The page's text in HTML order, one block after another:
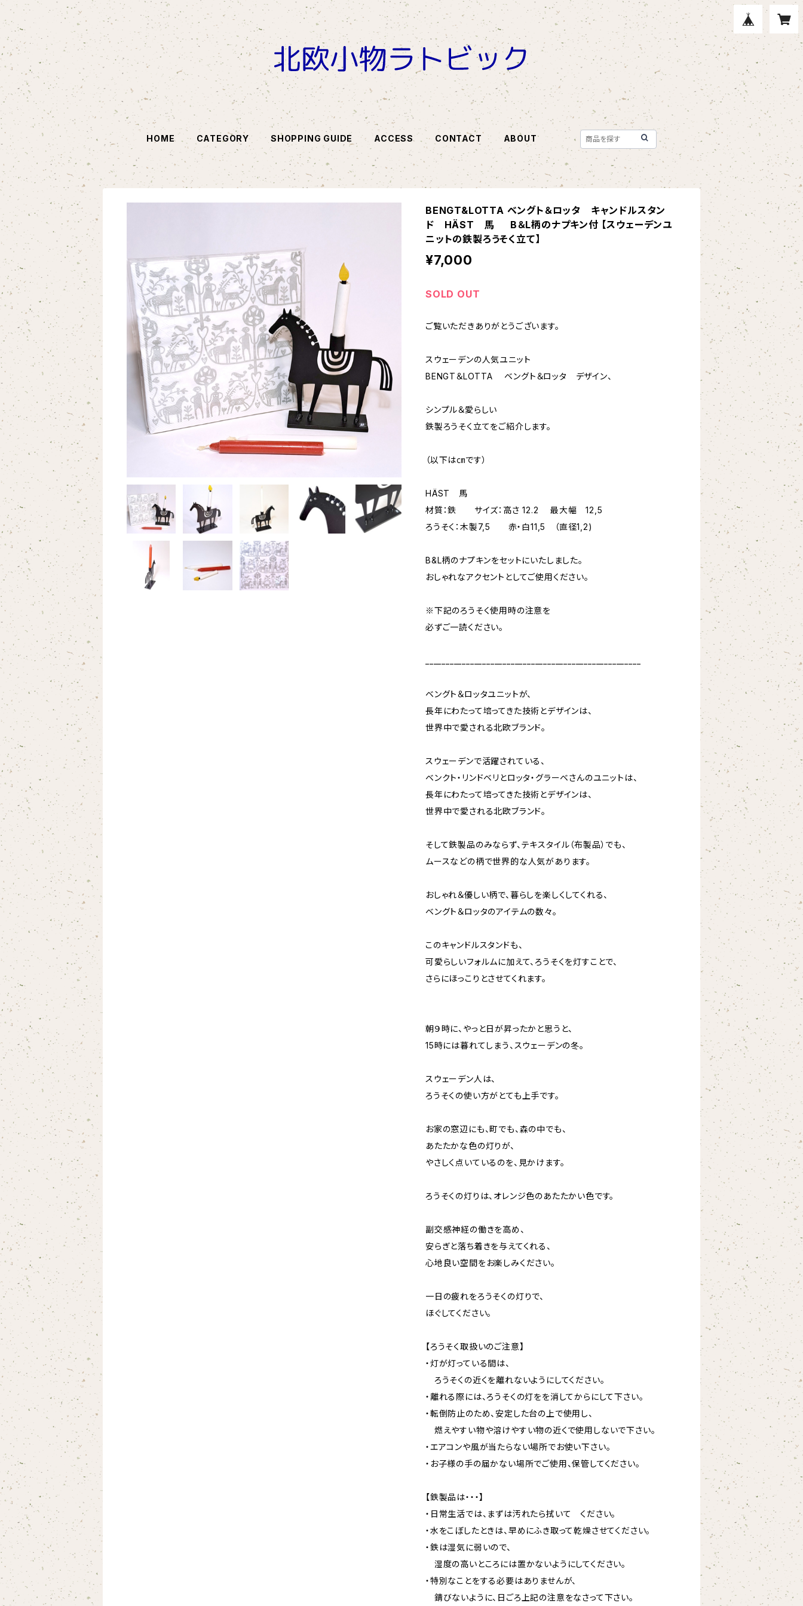
HOME CATEGORY SHOPPING GUIDE ACCESS CONTACT ABOUT
BENGT&LOTTA ベングト＆ロッタ キャンドルスタン
ド HÄST 馬 B＆L柄のナプキン付 【スウェーデンユ
ニットの鉄製ろうそく立て】
¥7,000
SOLD OUT
ご覧いただきありがとうございます。
スウェーデンの人気ユニット
BENGT＆LOTTA ベングト＆ロッタ デザイン、
シンプル＆愛らしい
鉄製ろうそく立てをご紹介します。
（以下は㎝です）
HÄST 馬
材質：鉄 サイズ：高さ 12.2 最大幅 12,5
ろうそく：木製7,5 赤・白11,5 （直径1,2)
B&L柄のナプキンをセットにいたしました。
おしゃれなアクセントとしてご使用ください。
※下記のろうそく使用時の注意を
必ずご一読ください。
ベングト＆ロッタユニットが、
長年にわたって培ってきた技術とデザインは、
世界中で愛される北欧ブランド。
スウェーデンで活躍されている、
ベンクト・リンドベリとロッタ・グラーベさんのユニットは、
長年にわたって培ってきた技術とデザインは、
世界中で愛される北欧ブランド。
そして鉄製品のみならず、テキスタイル（布製品）でも、
ムースなどの柄で世界的な人気があります。
おしゃれ＆優しい柄で、暮らしを楽しくしてくれる、
ベングト＆ロッタのアイテムの数々。
このキャンドルスタンドも、
可愛らしいフォルムに加えて、ろうそくを灯すことで、
さらにほっこりとさせてくれます。
朝９時に、やっと日が昇ったかと思うと、
15時には暮れてしまう、スウェーデンの冬。
スウェーデン人は、
ろうそくの使い方がとても上手です。
お家の窓辺にも、町でも、森の中でも、
あたたかな色の灯りが、
やさしく点いているのを、見かけます。
ろうそくの灯りは、オレンジ色のあたたかい色です。
副交感神経の働きを高め、
安らぎと落ち着きを与えてくれる、
心地良い空間をお楽しみください。
一日の疲れをろうそくの灯りで、
ほぐしてください。
【ろうそく取扱いのご注意】
・灯が灯っている間は、
ろうそくの近くを離れないようにしてください。
・離れる際には、ろうそくの灯をを消してからにして下さい。
・転倒防止のため、安定した台の上で使用し、
燃えやすい物や溶けやすい物の近くで使用しないで下さい。
・エアコンや風が当たらない場所でお使い下さい。
・お子様の手の届かない場所でご使用、保管してください。
【鉄製品は・・・】
・日常生活では、まずは汚れたら拭いて ください。
・水をこぼしたときは、早めにふき取って乾燥させてください。
・鉄は湿気に弱いので、
湿度の高いところには置かないようにしてください。
・特別なことをする必要はありませんが、
錆びないように、日ごろ上記の注意をなさって下さい。